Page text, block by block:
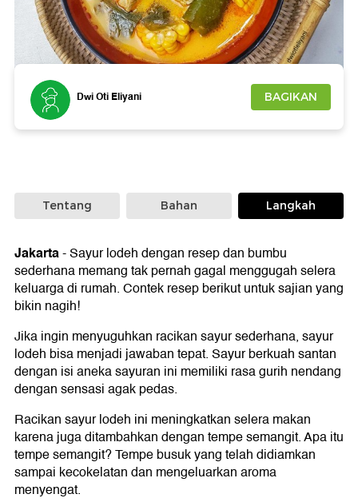
Foto: dok. Dwi Oti Eliyanti Master Resep
Dwi Oti Eliyani BAGIKAN
Tentang Bahan Langkah
Jakarta-Sayur lodeh dengan resep dan bumbu
sederhana memang tak pernah gagal menggugah selera
keluarga di rumah. Contek resep berikut untuk sajian yang
bikin nagih!
Jika ingin menyuguhkan racikan sayur sederhana, sayur
lodeh bisa menjadi jawaban tepat. Sayur berkuah santan
dengan isi aneka sayuran ini memiliki rasa gurih nendang
dengan sensasi agak pedas.
Racikan sayur lodeh ini meningkatkan selera makan
karena juga ditambahkan dengan tempe semangit. Apa itu
tempe semangit? Tempe busuk yang telah didiamkan
sampai kecokelatan dan mengeluarkan aroma
menyengat.